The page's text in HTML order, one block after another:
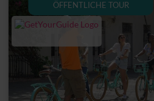
ÖFFENTLICHE TOUR